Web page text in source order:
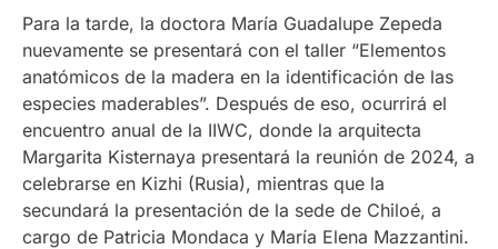
Para la tarde, la doctora María Guadalupe Zepeda
nuevamente se presentará con el taller “Elementos
anatómicos de la madera en la identificación de las
especies maderables”. Después de eso, ocurrirá el
encuentro anual de la IIWC, donde la arquitecta
Margarita Kisternaya presentará la reunión de 2024, a
celebrarse en Kizhi (Rusia), mientras que la
secundará la presentación de la sede de Chiloé, a
cargo de Patricia Mondaca y María Elena Mazzantini.